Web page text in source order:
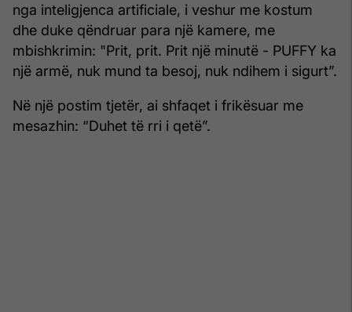
nga inteligjenca artificiale, i veshur me kostum
dhe duke qëndruar para një kamere, me
mbishkrimin: "Prit, prit. Prit një minutë - PUFFY ka
një armë, nuk mund ta besoj, nuk ndihem i sigurt”.
Në një postim tjetër, ai shfaqet i frikësuar me
mesazhin: “Duhet të rri i qetë”.